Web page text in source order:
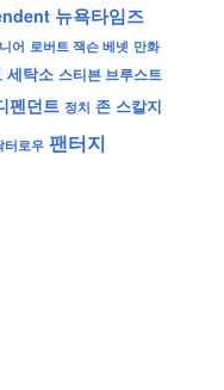
뉴욕타임즈
어 로버트 잭슨 베넷 만화
세탁소 스티븐 브루스트
펜던트 정치 존 스칼지
터로우 팬터지